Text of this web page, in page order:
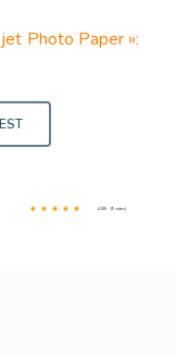
Photo Paper »:
4.8/5 - (9 votes)